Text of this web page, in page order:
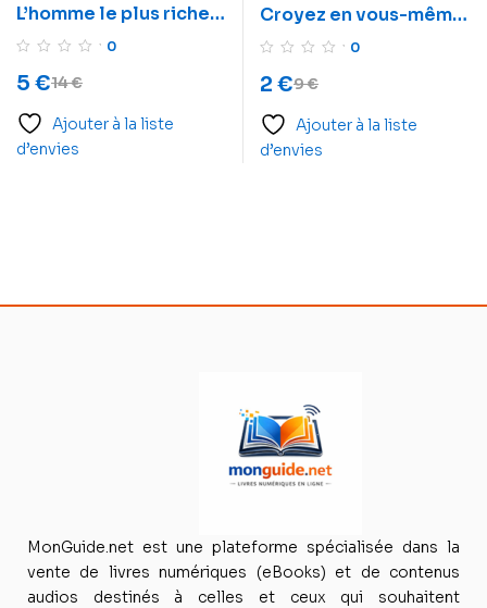
L’homme le plus riche
de Babylone – Livre
0
14€
5 €
Ajouter à la liste
d’envies
Croyez en vous-même
– Livre audio
0
9€
2 €
Ajouter à la liste
d’envies
MonGuide.net est une plateforme spécialisée dans la
vente de livres numériques (eBooks) et de contenus
audios destinés à celles et ceux qui souhaitent